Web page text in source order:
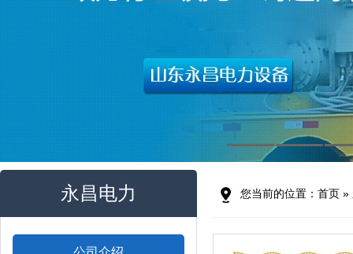
永昌电力 您当前的位置： 首页 »